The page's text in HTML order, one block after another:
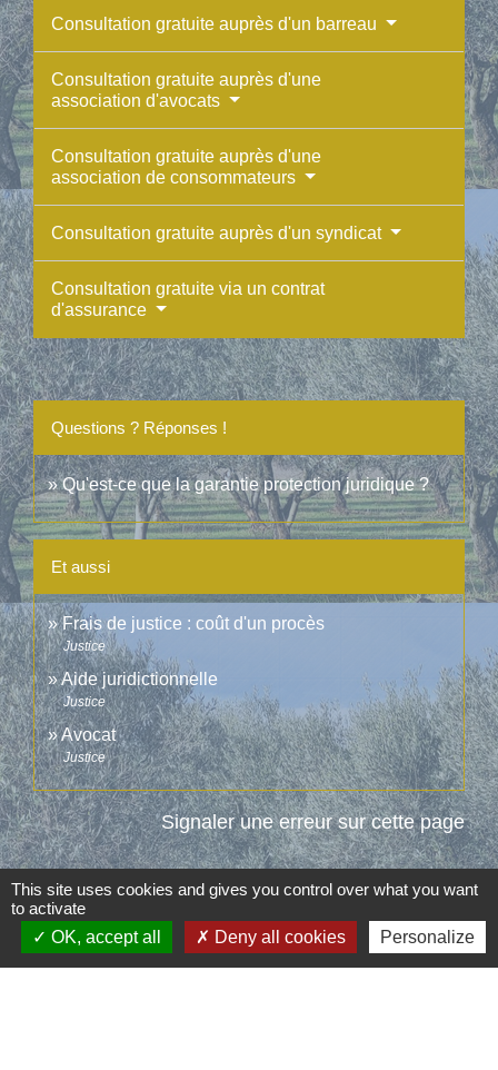
Consultation gratuite auprès d'un barreau
Consultation gratuite auprès d'une
association d'avocats
Consultation gratuite auprès d'une
association de consommateurs
Consultation gratuite auprès d'un syndicat
Consultation gratuite via un contrat
d'assurance
Questions ? Réponses !
Qu'est-ce que la garantie protection juridique ?
Et aussi
Frais de justice : coût d'un procès
Justice
Aide juridictionnelle
Justice
Avocat
Justice
Signaler une erreur sur cette page
Contacts
This site uses cookies and gives you control over what you want
to activate
OK, accept all
Deny all cookies Personalize